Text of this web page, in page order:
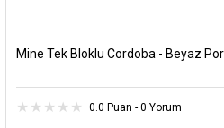
Mine Tek Bloklu Cordoba - Beyaz
0.0 Puan - 0 Yorum